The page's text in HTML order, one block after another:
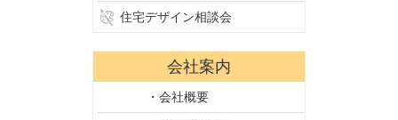
住宅デザイン相談会
会社案内
・会社概要